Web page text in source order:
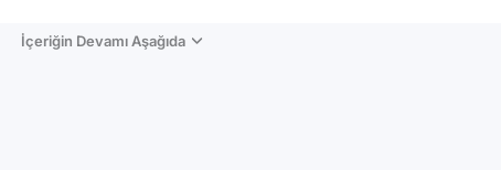
İçeriğin Devamı Aşağıda